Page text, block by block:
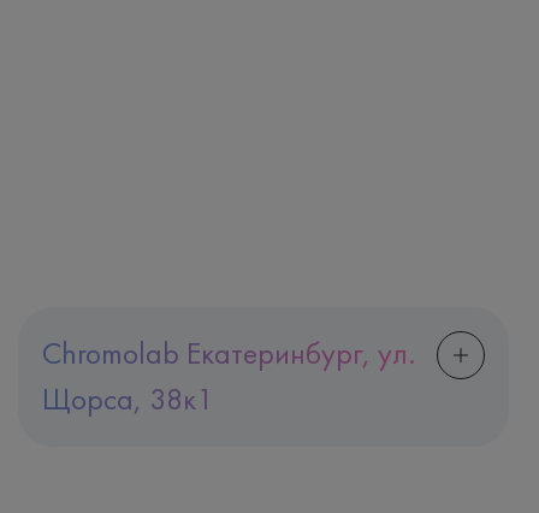
Chromolab Екатеринбург, ул.
Щорса, 38к1